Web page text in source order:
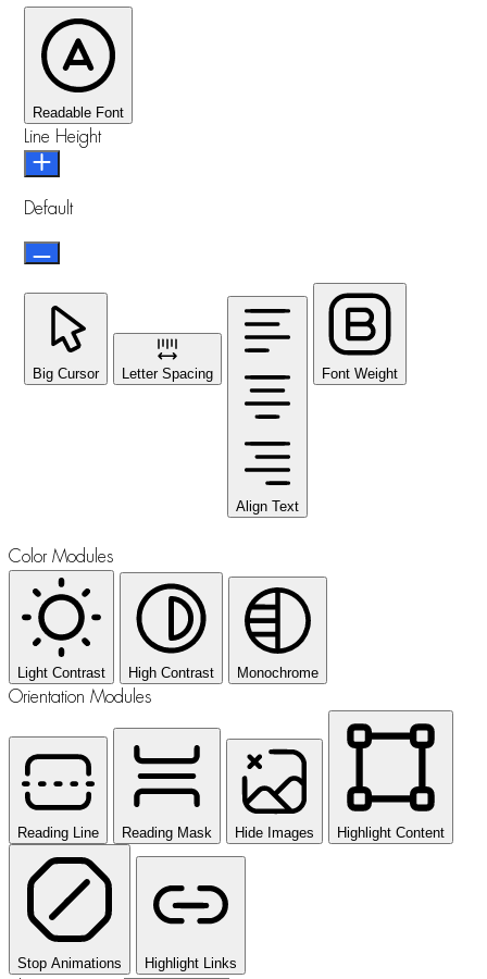
Readable Font
Line Height
Default
Big Cursor Letter Spacing
Align Text
Font Weight
Color Modules
Light Contrast High Contrast Monochrome
Orientation Modules
Reading Line Reading Mask Hide Images Highlight Content
Stop Animations Highlight Links